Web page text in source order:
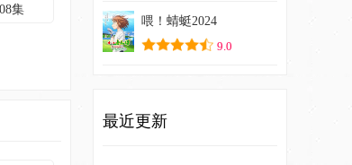
集
喂！蜻蜓2024
9.0
最近更新